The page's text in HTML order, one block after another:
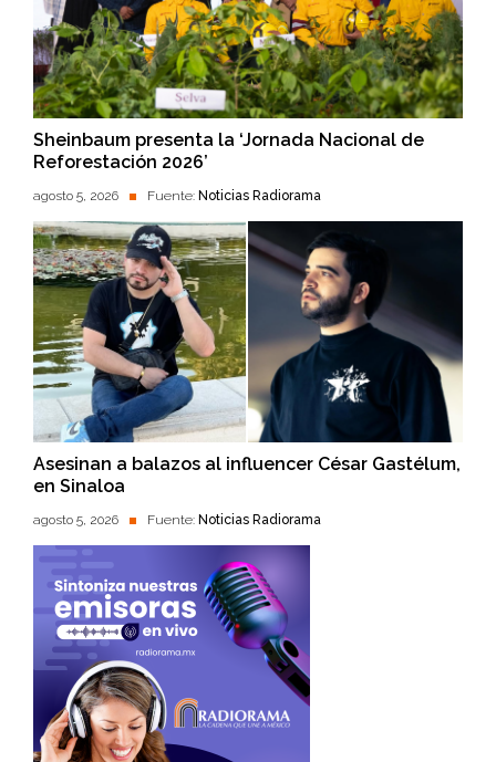
Sheinbaum presenta la ‘Jornada Nacional de
Reforestación 2026’
agosto 5, 2026 Fuente: Noticias Radiorama
Asesinan a balazos al influencer César Gastélum,
en Sinaloa
agosto 5, 2026 Fuente: Noticias Radiorama